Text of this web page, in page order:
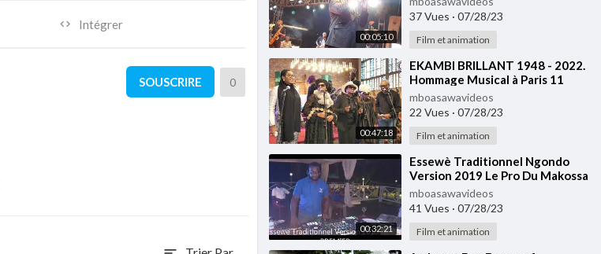
00:05:10
37 Vues · 07/28/23
Film et animation
00:47:18
⁣EKAMBI BRILLANT 1948 - 2022.
Hommage Musical à Paris 11
Février 2023.
mboasawavideos
22 Vues · 07/28/23
Film et animation
00:32:21
⁣Essewè Traditionnel Ngondo
Version 2019 Le Pro Du Makossa
Dj Pat Premier
mboasawavideos
41 Vues · 07/28/23
Film et animation
Intégrer
SOUSCRIRE 0